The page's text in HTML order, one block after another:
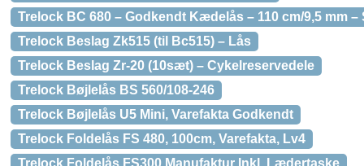
Trelock BC 680 – Godkendt Kædelås – 110 cm/9,5 mm –
Trelock Beslag Zk515 (til Bc515) – Lås
Trelock Beslag Zr-20 (10sæt) – Cykelreservedele
Trelock Bøjlelås BS 560/108-246
Trelock Bøjlelås U5 Mini, Varefakta Godkendt
Trelock Foldelås FS 480, 100cm, Varefakta, Lv4
Trelock Foldelås FS300 Manufaktur Inkl. Lædertaske